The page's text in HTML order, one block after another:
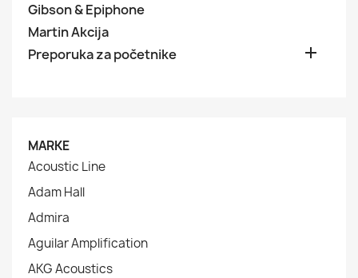
Gibson & Epiphone
Martin Akcija
Preporuka za početnike

MARKE
Acoustic Line
Adam Hall
Admira
Aguilar Amplification
AKG Acoustics